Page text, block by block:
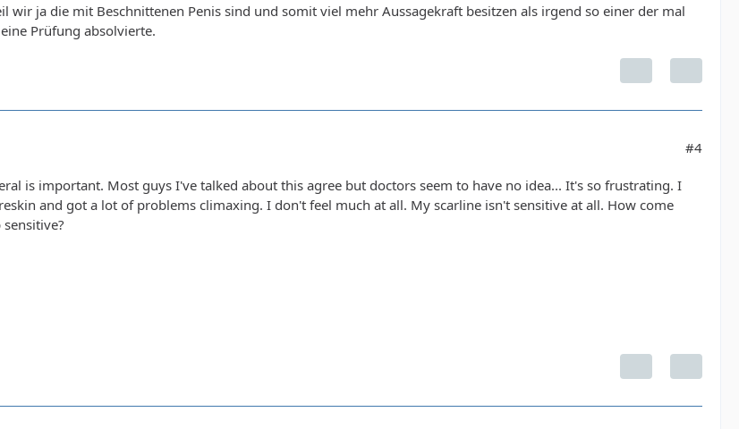
wir ja die mit Beschnittenen Penis sind und somit viel mehr Aussagekraft besitzen als irgend so einer der mal
Prüfung absolvierte.
#4
is important. Most guys I've talked about this agree but doctors seem to have no idea... It's so frustrating. I
and got a lot of problems climaxing. I don't feel much at all. My scarline isn't sensitive at all. How come